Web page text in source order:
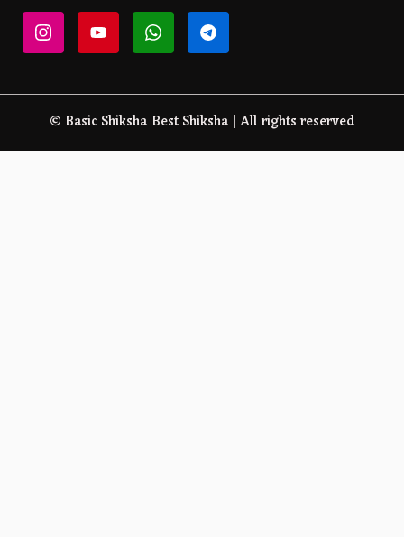
© Basic Shiksha Best Shiksha | All rights reserved